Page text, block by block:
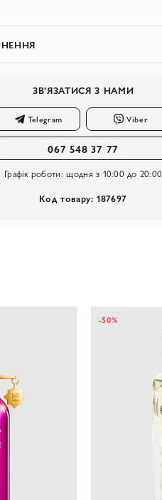
ЗВ’ЯЗАТИСЯ З НАМИ
Telegram Viber
067 548 37 77
Графік роботи: щодня з 10:00 до 20:00
Код товару: 187697
-50%